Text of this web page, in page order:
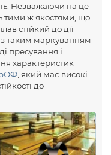
Незважаючи на це
тими ж якостями, що
стійкий до дії
з таким маркуванням
пресування і
характеристик
, який має високі
до